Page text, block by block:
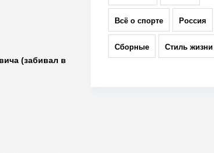
Всё о спорте Россия
Сборные Стиль жизни
(забивал в